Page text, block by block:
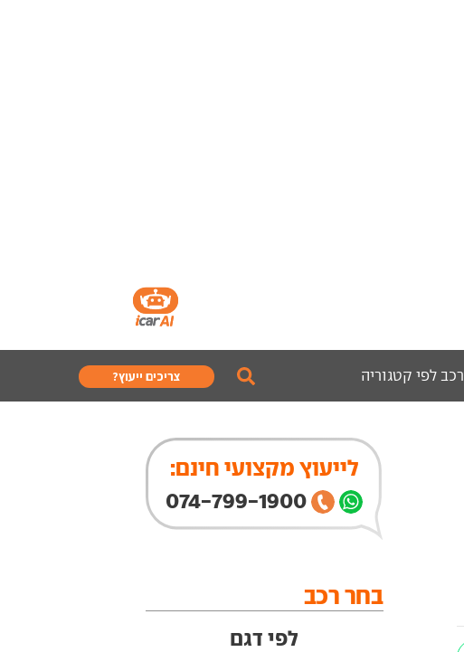
רכב לפי קטגוריה צריכים ייעוץ?
לייעוץ מקצועי חינם:
074-799-1900
בחר רכב
לפי דגם